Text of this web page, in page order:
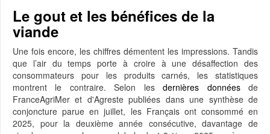
Le gout et les bénéfices de la
viande
Une fois encore, les chiffres démentent les impressions. Tandis
que l’air du temps porte à croire à une désaffection des
consommateurs pour les produits carnés, les statistiques
montrent le contraire. Selon lesdernières donnéesde
FranceAgriMer et d'Agreste publiées dans une synthèse de
conjoncture parue en juillet, les Français ont consommé en
2025, pour la deuxième année consécutive, davantage de